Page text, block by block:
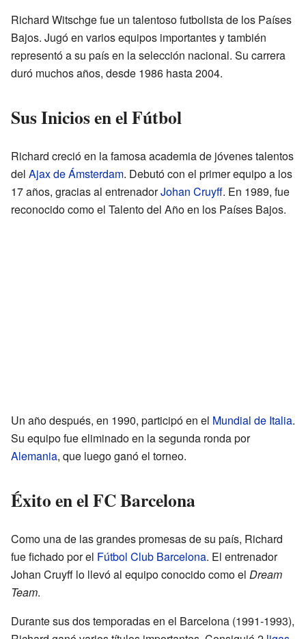
Richard Witschge fue un talentoso futbolista de los Países
Bajos. Jugó en varios equipos importantes y también
representó a su país en la selección nacional. Su carrera
duró muchos años, desde 1986 hasta 2004.
Sus Inicios en el Fútbol
Richard creció en la famosa academia de jóvenes talentos
del Ajax de Ámsterdam. Debutó con el primer equipo a los
17 años, gracias al entrenadorJohan Cruyff. En 1989, fue
reconocido como el Talento del Año en los Países Bajos.
Un año después, en 1990, participó en el Mundial de Italia.
Su equipo fue eliminado en la segunda ronda por
Alemania, que luego ganó el torneo.
Éxito en el FC Barcelona
Como una de las grandes promesas de su país, Richard
fue fichado por el Fútbol Club Barcelona. El entrenador
Johan Cruyff lo llevó al equipo conocido como el Dream
Team.
Durante sus dos temporadas en el Barcelona (1991-1993),